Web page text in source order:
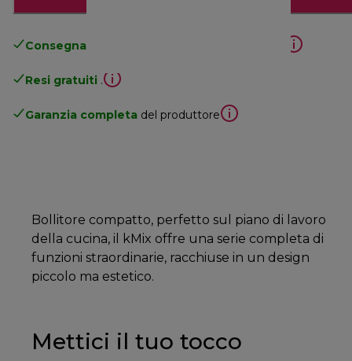
Consegna gratuita standard
Resi gratuiti .
Garanzia completa del produttore
Bollitore compatto, perfetto sul piano di lavoro
della cucina, il kMix offre una serie completa di
funzioni straordinarie, racchiuse in un design
piccolo ma estetico.
Mettici il tuo tocco